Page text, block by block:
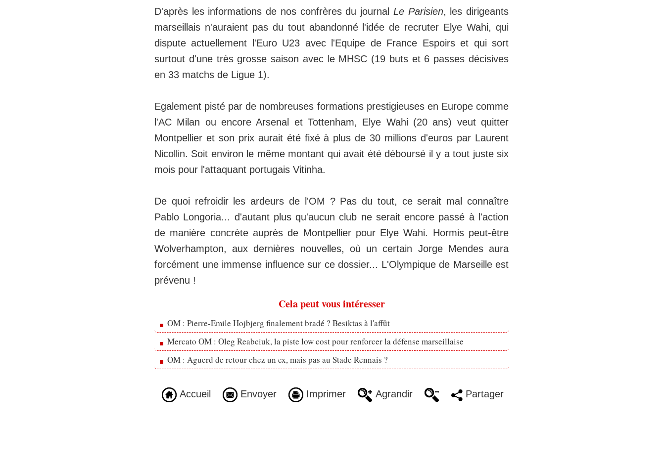
D'après les informations de nos confrères du journal Le Parisien, les dirigeants
marseillais n'auraient pas du tout abandonné l'idée de recruter Elye Wahi, qui
dispute actuellement l'Euro U23 avec l'Equipe de France Espoirs et qui sort
surtout d'une très grosse saison avec le MHSC (19 buts et 6 passes décisives
en 33 matchs de Ligue 1).
Egalement pisté par de nombreuses formations prestigieuses en Europe comme
l'AC Milan ou encore Arsenal et Tottenham, Elye Wahi (20 ans) veut quitter
Montpellier et son prix aurait été fixé à plus de 30 millions d'euros par Laurent
Nicollin. Soit environ le même montant qui avait été déboursé il y a tout juste six
mois pour l'attaquant portugais Vitinha.
De quoi refroidir les ardeurs de l'OM ? Pas du tout, ce serait mal connaître
Pablo Longoria... d'autant plus qu'aucun club ne serait encore passé à l'action
de manière concrète auprès de Montpellier pour Elye Wahi. Hormis peut-être
Wolverhampton, aux dernières nouvelles, où un certain Jorge Mendes aura
forcément une immense influence sur ce dossier... L'Olympique de Marseille est
prévenu !
Cela peut vous intéresser
OM : Pierre-Emile Hojbjerg finalement bradé ? Besiktas à l'affût
Mercato OM : Oleg Reabciuk, la piste low cost pour renforcer la défense marseillaise
OM : Aguerd de retour chez un ex, mais pas au Stade Rennais ?
Accueil Envoyer Imprimer Agrandir Partager